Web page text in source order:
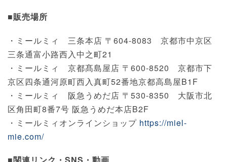
■販売場所
・ミールミィ 三条本店 〒604-8083 京都市中京区
三条通富小路西入中之町21
・ミールミィ 京都髙島屋店 〒600-8520 京都市下
京区四条通河原町西入真町52番地京都高島屋B1F
・ミールミィ 阪急うめだ店 〒530-8350 大阪市北
区角田町8番7号 阪急うめだ本店B2F
・ミールミィオンラインショップ https://miel-
mie.com/